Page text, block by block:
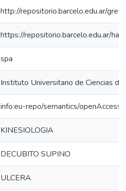
http://repositorio.barcelo.edu.ar/
https://repositorio.barcelo.edu.ar/
spa
Instituto Universitario de Ciencias
info:eu-repo/semantics/openAccess
KINESIOLOGIA
DECUBITO SUPINO
ULCERA